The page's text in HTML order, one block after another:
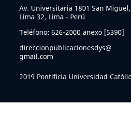
Av. Universitaria 1801 San Miguel,
Lima 32, Lima - Perú
Teléfono: 626-2000 anexo [5390]
direccionpublicacionesdys@
gmail.com
2019 Pontificia Universidad